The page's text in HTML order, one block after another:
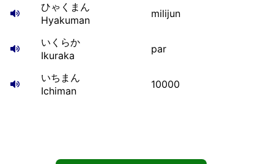
ひゃくまん
Hyakuman
milijun
いくらか
Ikuraka
par
いちまん
Ichiman
10000